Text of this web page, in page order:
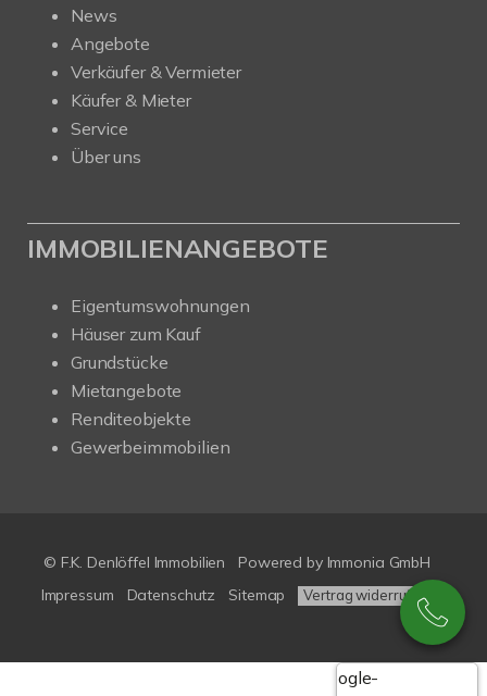
News
Angebote
Verkäufer & Vermieter
Käufer & Mieter
Service
Über uns
IMMOBILIENANGEBOTE
Eigentumswohnungen
Häuser zum Kauf
Grundstücke
Mietangebote
Renditeobjekte
Gewerbeimmobilien
© F.K. Denlöffel Immobilien Powered by Immonia GmbH
Impressum
Datenschutz Sitemap Vertrag widerrufen
Google-